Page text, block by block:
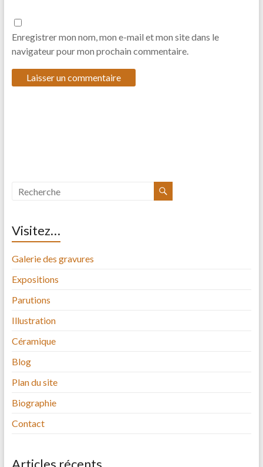
Enregistrer mon nom, mon e-mail et mon site dans le
navigateur pour mon prochain commentaire.
Visitez…
Galerie des gravures
Expositions
Parutions
Illustration
Céramique
Blog
Plan du site
Biographie
Contact